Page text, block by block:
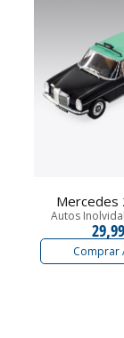
Mercedes
Autos
Comprar